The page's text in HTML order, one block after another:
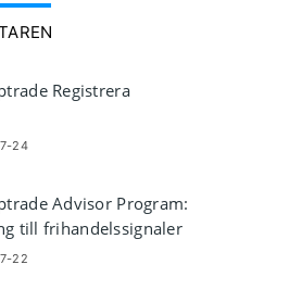
Registrera
24
Advisor Program:
till frihandelssignaler
22